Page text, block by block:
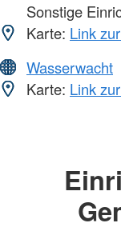
Sonstige
Karte: Link
Wasserwacht
Karte: Link